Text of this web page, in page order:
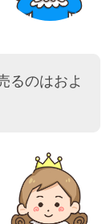
るのはおよ